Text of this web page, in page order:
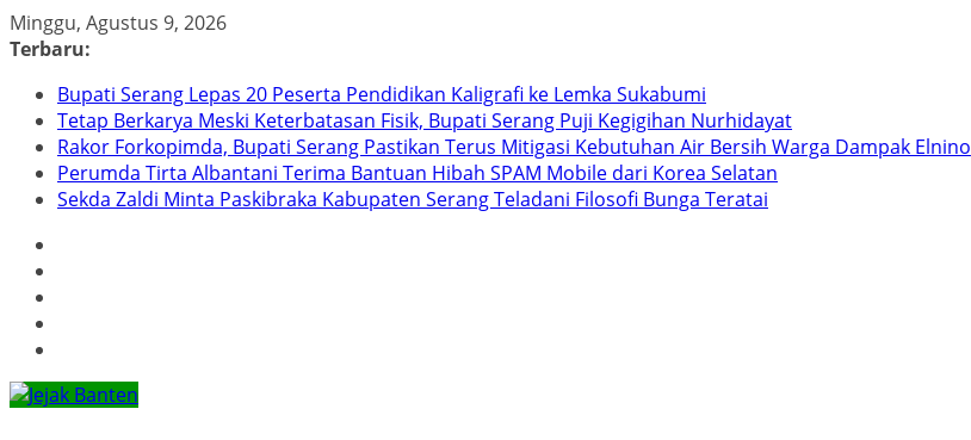
Skip
to
Minggu, Agustus 9, 2026
Terbaru:
Bupati Serang Lepas 20 Peserta Pendidikan Kaligrafi ke Lemka Sukabumi
Tetap Berkarya Meski Keterbatasan Fisik, Bupati Serang Puji Kegigihan Nurhidayat
Rakor Forkopimda, Bupati Serang Pastikan Terus Mitigasi Kebutuhan Air Bersih Warga Dampak Elnino
Perumda Tirta Albantani Terima Bantuan Hibah SPAM Mobile dari Korea Selatan
Sekda Zaldi Minta Paskibraka Kabupaten Serang Teladani Filosofi Bunga Teratai